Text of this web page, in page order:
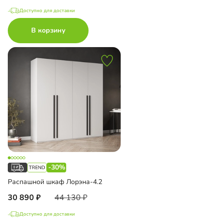
Доступно для доставки
В корзину
-30%
Распашной шкаф Лорэна-4.2
30 890 44 130
Доступно для доставки